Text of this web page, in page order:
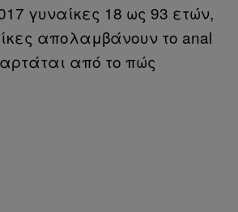
γυναίκες 18 ως 93 ετών,
απολαμβάνουν το anal
από το πώς